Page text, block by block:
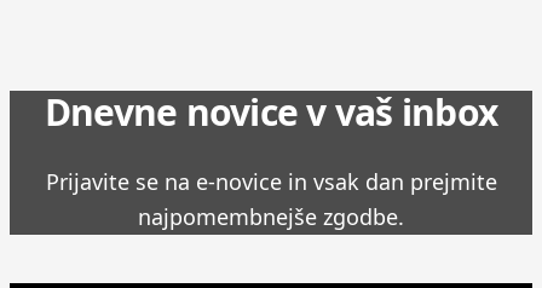
Dnevne novice v vaš inbox
Prijavite se na e-novice in vsak dan prejmite
najpomembnejše zgodbe.